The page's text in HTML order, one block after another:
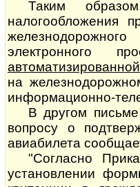
Таким
налогообложения
электронного
на
информационно-
В другом
вопросу о
авиабилета
"Согласно
установлении